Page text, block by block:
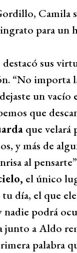
Camila
para un
sus
“No importa
un vacío
que
que velará
y más de
al
el único
día, el que
podrá
a Aldo
palabra